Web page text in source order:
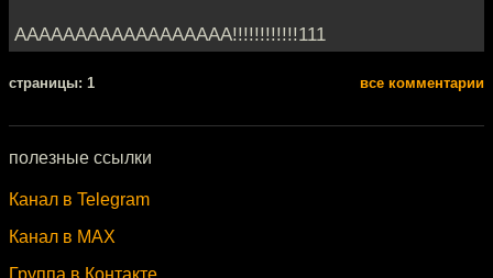
АААААААААААААААААА!!!!!!!!!!!!111
cтраницы: 1 все комментарии
полезные ссылки
Канал в Telegram
Канал в MAX
Группа в Контакте